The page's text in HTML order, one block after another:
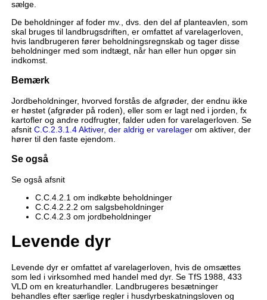
sælge.
De beholdninger af foder mv., dvs. den del af planteavlen, som
skal bruges til landbrugsdriften, er omfattet af varelagerloven,
hvis landbrugeren fører beholdningsregnskab og tager disse
beholdninger med som indtægt, når han eller hun opgør sin
indkomst.
Bemærk
Jordbeholdninger, hvorved forstås de afgrøder, der endnu ikke
er høstet (afgrøder på roden), eller som er lagt ned i jorden, fx
kartofler og andre rodfrugter, falder uden for varelagerloven. Se
afsnit C.C.2.3.1.4 Aktiver, der aldrig er varelagerom aktiver, der
hører til den faste ejendom.
Se også
Se også afsnit
C.C.4.2.1 om indkøbte beholdninger
C.C.4.2.2.2 om salgsbeholdninger
C.C.4.2.3 om jordbeholdninger
Levende dyr
Levende dyr er omfattet af varelagerloven, hvis de omsættes
som led i virksomhed med handel med dyr. Se TfS 1988, 433
VLD om en kreaturhandler. Landbrugeres besætninger
behandles efter særlige regler i husdyrbeskatningsloven og